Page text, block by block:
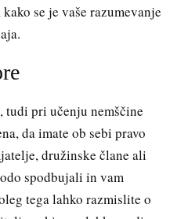
se je vaše razumevanje
tudi pri učenju nemščine
da imate ob sebi pravo
družinske člane ali
spodbujali in vam
tega lahko razmislite o